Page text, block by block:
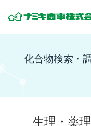
化合物検索・
生理・薬